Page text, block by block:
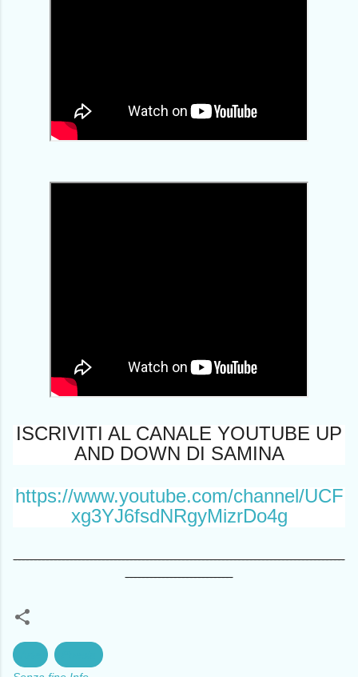
ISCRIVITI AL CANALE YOUTUBE UP
AND DOWN DI SAMINA
https://www.youtube.com/channel/UCF
xg3YJ6fsdNRgyMizrDo4g
-----------------------------------------------------------------------------------
---------------------------